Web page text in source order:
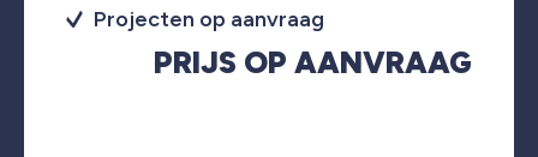
Projecten op aanvraag
PRIJS OP AANVRAAG